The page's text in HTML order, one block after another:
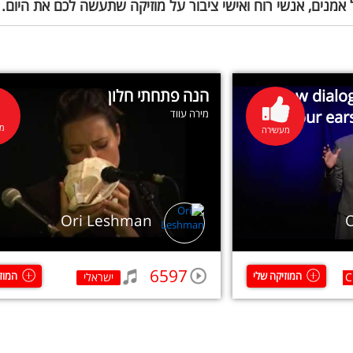
אמנים, אנשי רוח ואישי ציבור על מוזיקה שתעשה לכם את היום.
How
your
מעשירה
המוזיקה שלי
הנה פתחתי חלון
מירה עווד
Ori Leshman
6597 ישראלי